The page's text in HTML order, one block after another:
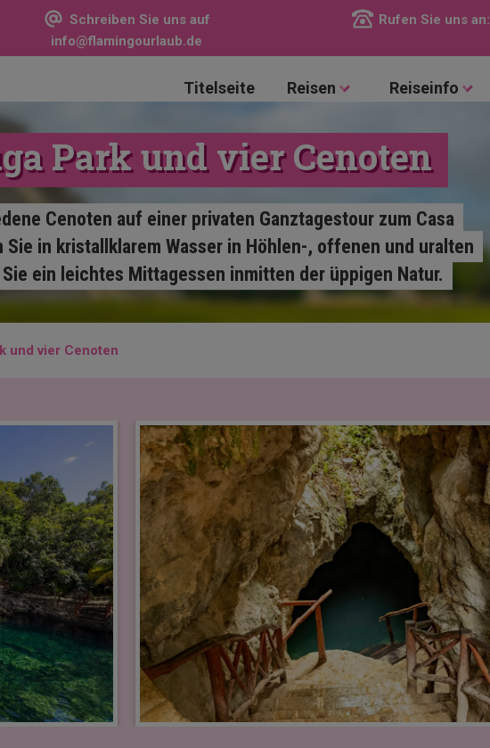
Schreiben Sie uns auf
info@flamingourlaub.de
Rufen Sie uns an:
Titelseite Reisen Reiseinfo
Park und vier Cenoten
Cenoten auf einer privaten Ganztagestour zum Casa
Sie in kristallklarem Wasser in Höhlen-, offenen und uralten
ein leichtes Mittagessen inmitten der üppigen Natur.
und vier Cenoten